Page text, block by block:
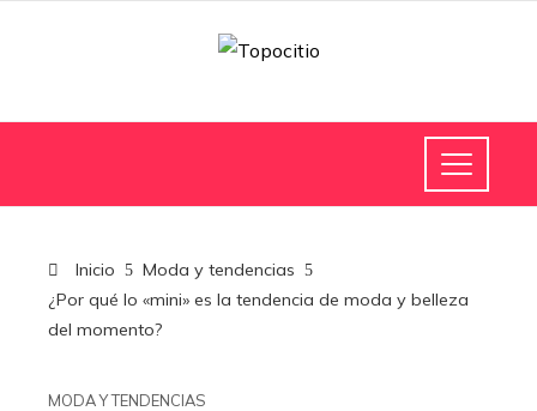
Inicio
Moda y tendencias
¿Por qué lo «mini» es la tendencia de moda y belleza
del momento?
MODA Y TENDENCIAS